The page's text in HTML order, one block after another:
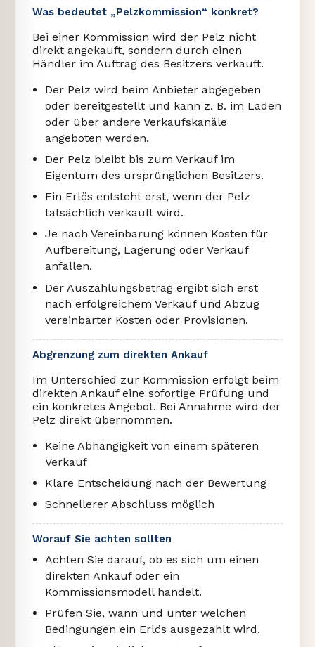
Was bedeutet „Pelzkommission“ konkret?
Bei einer Kommission wird der Pelz nicht
direkt angekauft, sondern durch einen
Händler im Auftrag des Besitzers verkauft.
Der Pelz wird beim Anbieter abgegeben
oder bereitgestellt und kann z. B. im Laden
oder über andere Verkaufskanäle
angeboten werden.
Der Pelz bleibt bis zum Verkauf im
Eigentum des ursprünglichen Besitzers.
Ein Erlös entsteht erst, wenn der Pelz
tatsächlich verkauft wird.
Je nach Vereinbarung können Kosten für
Aufbereitung, Lagerung oder Verkauf
anfallen.
Der Auszahlungsbetrag ergibt sich erst
nach erfolgreichem Verkauf und Abzug
vereinbarter Kosten oder Provisionen.
Abgrenzung zum direkten Ankauf
Im Unterschied zur Kommission erfolgt beim
direkten Ankauf eine sofortige Prüfung und
ein konkretes Angebot. Bei Annahme wird der
Pelz direkt übernommen.
Keine Abhängigkeit von einem späteren
Verkauf
Klare Entscheidung nach der Bewertung
Schnellerer Abschluss möglich
Worauf Sie achten sollten
Achten Sie darauf, ob es sich um einen
direkten Ankauf oder ein
Kommissionsmodell handelt.
Prüfen Sie, wann und unter welchen
Bedingungen ein Erlös ausgezahlt wird.